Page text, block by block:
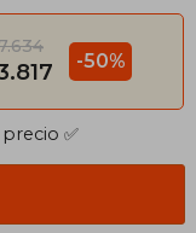
-50%
✅